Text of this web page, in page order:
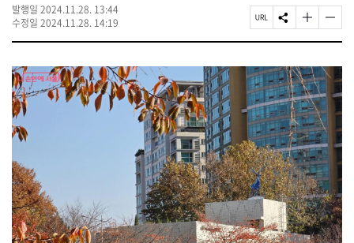
표
소
통
포
발행일 2024.11.28. 13:44
수정일 2024.11.28. 14:19
요
페
이
U
R
L
복
사
S
N
공
유
하
기
글
자
기
크
게
변
경
하
기
글
자
기
작
게
변
경
하
기